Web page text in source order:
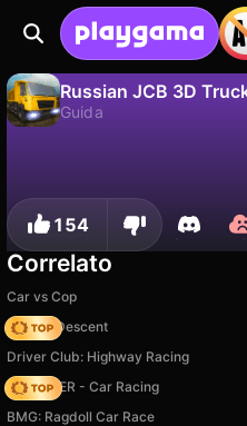
Russian JCB 3D
Guida
154
Correlato
Car vs Cop
Deadly Descent
Driver Club: Highway Racing
MR RACER - Car Racing
BMG: Ragdoll Car Race